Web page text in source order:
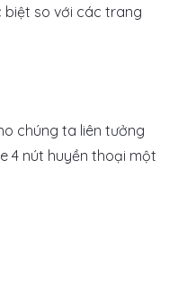
biệt so với các trang
chúng ta liên tưởng
4 nút huyền thoại một